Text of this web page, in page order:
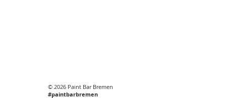
© 2026 Paint Bar Bremen
#paintbarbremen